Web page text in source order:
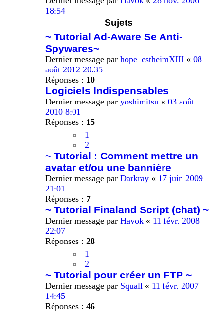
18:54
Sujets
~ Tutorial Ad-Aware Se Anti-
Spywares~
Dernier message par hope_estheimXIII « 08
août 2012 20:35
Réponses : 10
Logiciels Indispensables
Dernier message par yoshimitsu « 03 août
2010 8:01
Réponses : 15
1
2
~ Tutorial : Comment mettre un
avatar et/ou une bannière
Dernier message par Darkray « 17 juin 2009
21:01
Réponses : 7
~ Tutorial Finaland Script (chat) ~
Dernier message par Havok « 11 févr. 2008
22:07
Réponses : 28
1
2
~ Tutorial pour créer un FTP ~
Dernier message par Squall « 11 févr. 2007
14:45
Réponses : 46